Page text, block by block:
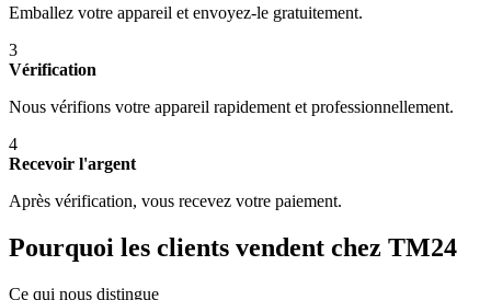
Emballez votre appareil et envoyez-le gratuitement.
3
Vérification
Nous vérifions votre appareil rapidement et professionnellement.
4
Recevoir l'argent
Après vérification, vous recevez votre paiement.
Pourquoi les clients vendent chez TM24
Ce qui nous distingue